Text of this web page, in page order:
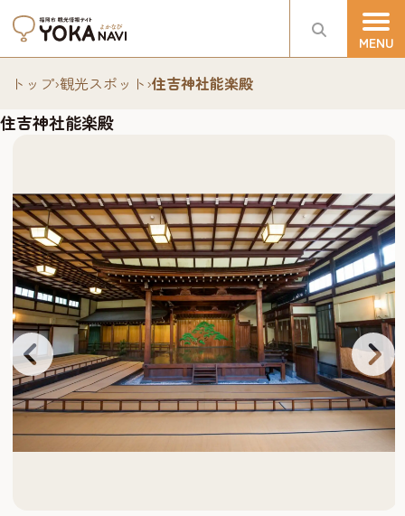
トップ›観光スポット›住吉神社能楽殿
住吉神社能楽殿